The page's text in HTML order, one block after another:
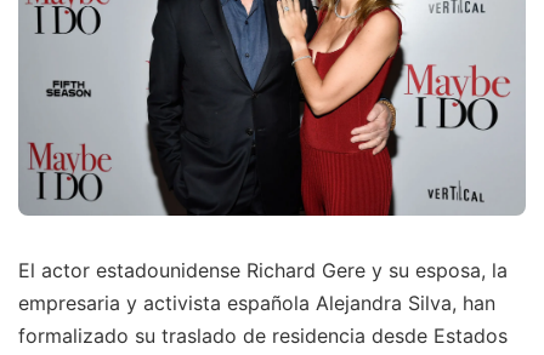
El actor estadounidense Richard Gere y su esposa, la
empresaria y activista española Alejandra Silva, han
formalizado su traslado de residencia desde Estados